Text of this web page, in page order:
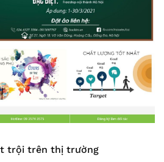
trội trên thị trường